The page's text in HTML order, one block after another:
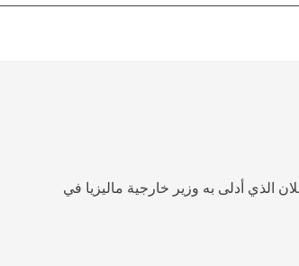
الذي أدلى به وزير خارجية ماليزيا في